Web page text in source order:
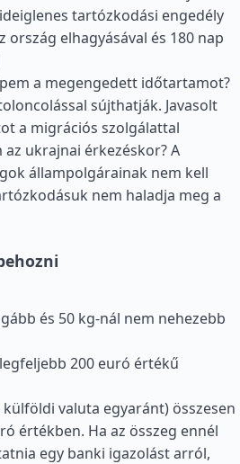
tartózkodási engedély
ország elhagyásával és 180 nap
a megengedett időtartamot?
sújthatják. Javasolt
a migrációs szolgálattal
ukrajnai érkezéskor? A
állampolgárainak nem kell
nem haladja meg a
és 50 kg-nál nem nehezebb
200 euró értékű
valuta egyaránt) összesen
értékben. Ha az összeg ennél
egy banki igazolást arról,